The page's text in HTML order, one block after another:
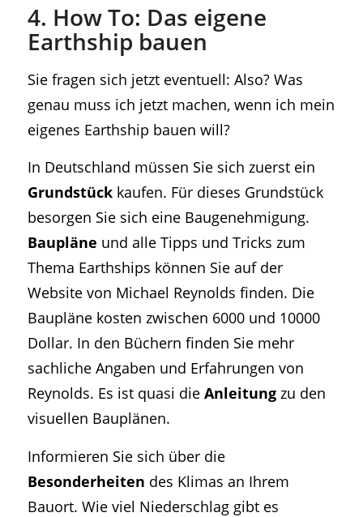
4. How To: Das eigene
Earthship bauen
Sie fragen sich jetzt eventuell: Also? Was
genau muss ich jetzt machen, wenn ich mein
eigenes Earthship bauen will?
In Deutschland müssen Sie sich zuerst ein
Grundstückkaufen. Für dieses Grundstück
besorgen Sie sich eine Baugenehmigung.
Baupläne und alle Tipps und Tricks zum
Thema Earthships können Sie auf der
Website von Michael Reynolds finden. Die
Baupläne kosten zwischen 6000 und 10000
Dollar. In den Büchern finden Sie mehr
sachliche Angaben und Erfahrungen von
Reynolds. Es ist quasi die Anleitungzu den
visuellen Bauplänen.
Informieren Sie sich über die
Besonderheiten des Klimas an Ihrem
Bauort. Wie viel Niederschlag gibt es